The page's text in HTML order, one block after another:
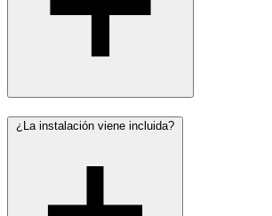
¿La instalación viene incluida?